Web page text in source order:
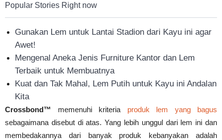
Popular Stories Right now
Gunakan Lem untuk Lantai Stadion dari Kayu ini agar
Awet!
Mengenal Aneka Jenis Furniture Kantor dan Lem
Terbaik untuk Membuatnya
Kuat dan Tak Mahal, Lem Putih untuk Kayu ini Andalan
Kita
Crossbond™ memenuhi kriteria produk lem yang bagus
sebagaimana disebut di atas. Yang lebih unggul dari lem ini dan
membedakannya dari banyak produk kebanyakan adalah